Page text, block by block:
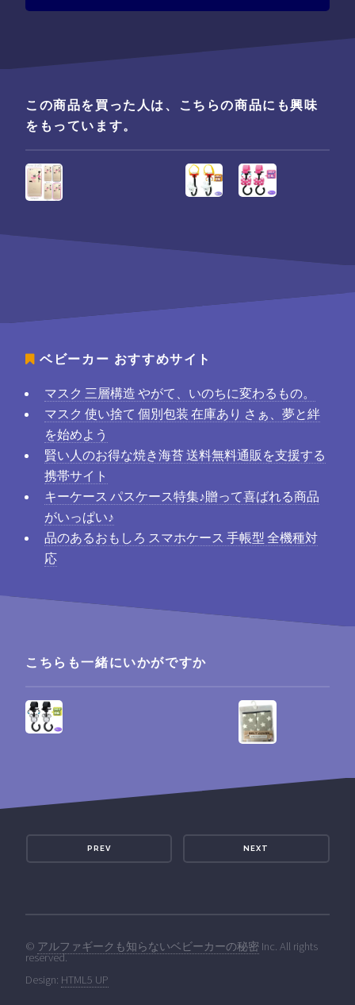
この商品を買った人は、こちらの商品にも興味
をもっています。
ベビーカー おすすめサイト
マスク 三層構造 やがて、いのちに変わるもの。
マスク 使い捨て 個別包装 在庫あり さぁ、夢と絆
を始めよう
賢い人のお得な焼き海苔 送料無料通販を支援する
携帯サイト
キーケース パスケース特集♪贈って喜ばれる商品
がいっぱい♪
品のあるおもしろ スマホケース 手帳型 全機種対
応
こちらも一緒にいかがですか
PREV NEXT
© アルファギークも知らないベビーカーの秘密 Inc. All rights
reserved.
Design: HTML5 UP